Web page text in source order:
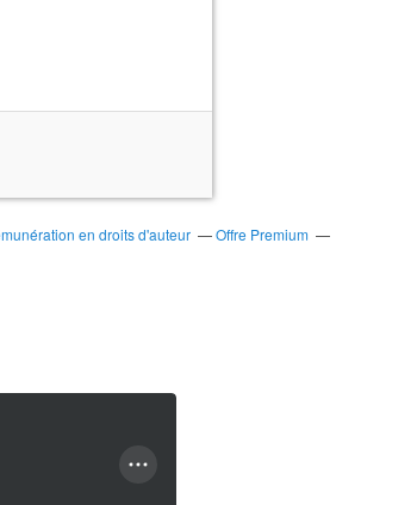
en droits d'auteur
Offre Premium